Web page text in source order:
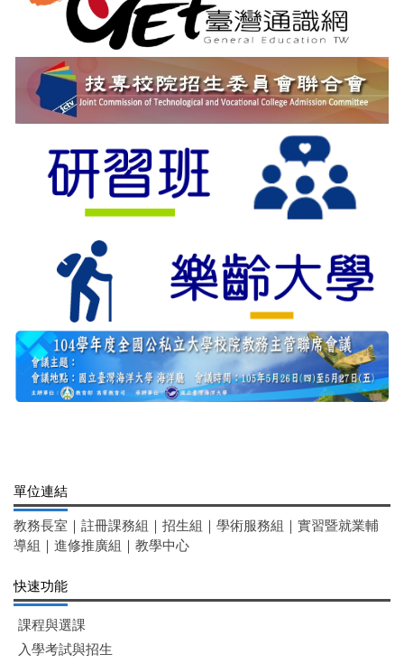
單位連結
教務長室 ｜ 註冊課務組 ｜ 招生組 ｜ 學術服務組 ｜ 實習暨就業輔
導組 ｜ 進修推廣組 ｜ 教學中心
快速功能
課程與選課
入學考試與招生